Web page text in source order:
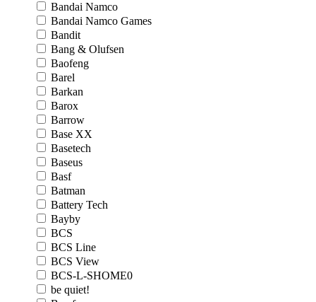
Bandai Namco
Bandai Namco Games
Bandit
Bang & Olufsen
Baofeng
Barel
Barkan
Barox
Barrow
Base XX
Basetech
Baseus
Basf
Batman
Battery Tech
Bayby
BCS
BCS Line
BCS View
BCS-L-SHOME0
be quiet!